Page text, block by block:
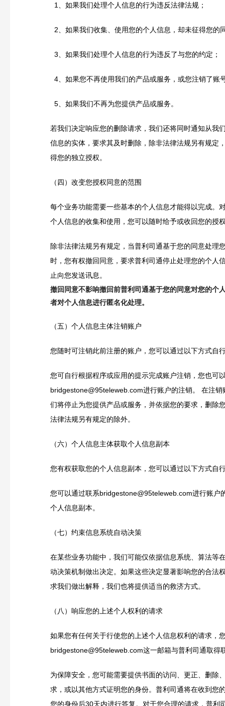
1 、如果我们处理个人信息的行为违反法律法规；
2 、如果我们收集、使用您的个人信息，却未征得您的
3 、如果我们处理个人信息的行为违反了与您的约定；
4 、如果您不再使用我们的产品或服务，或您注销了账
5 、如果我们不再为您提供产品或服务。
若我们决定响应您的删除请求，我们还将同时通知从我
信息的实体，要求其及时删除，除非法律法规另有规定
得您的独立授权。
（四）改变您授权同意的范围
每个业务功能需要一些基本的个人信息才能得以完成。
个人信息的收集和使用，您可以随时给予或收回您的授
除非法律法规另有规定，当普利司通基于您的同意处理
时，您有权撤回同意，要求普利司通停止处理您的个人
止向您发送讯息。
撤回同意不影响撤回前普利司通基于您的同意对您的个
者对个人信息进行匿名化处理。
（五）个人信息主体注销账户
您随时可注销此前注册的账户，您可以通过以下方式自
您可自行根据程序或应用的提示完成账户注销，您也可
bridgestone@95teleweb.com进行账户的注销。 在注销
们将停止为您提供产品或服务，并依据您的要求，删除
法律法规另有规定的除外。
（六）个人信息主体获取个人信息副本
您有权获取您的个人信息副本，您可以通过以下方式自
您可以通过联系bridgestone@95teleweb.com进行账户
个人信息副本。
（七）约束信息系统自动决策
在某些业务功能中，我们可能仅依据信息系统、算法等
动决策机制做出决定。如果这些决定显著影响您的合法
求我们做出解释，我们也将提供适当的救济方式。
（八）响应您的上述个人权利的请求
如果您有任何关于行使您的上述个人信息权利的请求，
bridgestone@95teleweb.com这一邮箱与普利司通取得
为保障安全，您可能需要提供书面的访问、更正、删除
求，或以其他方式证明您的身份。普利司通将在收到您
您的身份后30天内进行答复。对于您合理的请求，普利